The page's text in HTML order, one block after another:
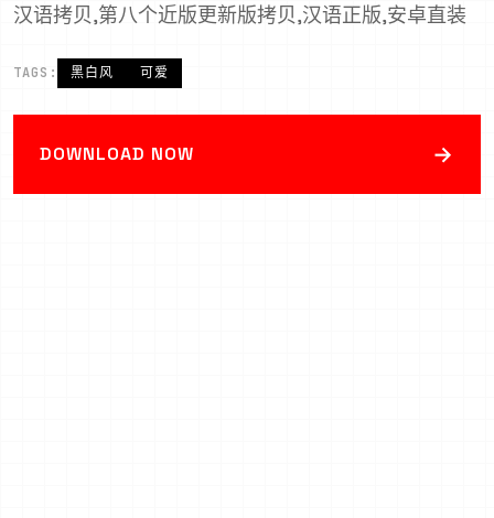
汉语拷贝,第八个近版更新版拷贝,汉语正版,安卓直装
TAGS: 黑白风 可爱
DOWNLOAD NOW →